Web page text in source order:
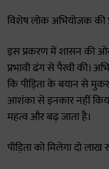
विशेष लोक अभियोजक की
इस प्रकरण में शासन की
प्रभावी ढंग से पैरवी की।
कि पीड़िता के बयान से
आशंका से इनकार नहीं
महत्व और बढ़ जाता है।
पीड़िता को मिलेगा दो